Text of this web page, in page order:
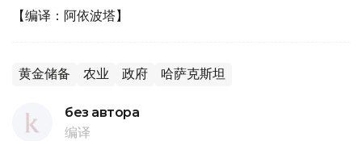
【编译：阿依波塔】
黄金储备 农业 政府 哈萨克斯坦
без автора
编译